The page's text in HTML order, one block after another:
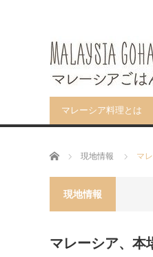
マレーシア料理とは
ホーム 現地情報 マ
現地情報
マレーシア、本